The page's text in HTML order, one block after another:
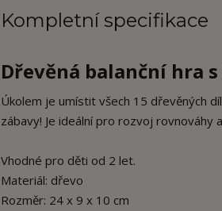
Kompletní specifikace
Dřevěná balanční hra
Úkolem je umístit všech 15 dřevěných
zábavy! Je ideální pro rozvoj rovnováhy
Vhodné pro děti od 2 let.
Materiál: dřevo
Rozměr: 24 x 9 x 10 cm